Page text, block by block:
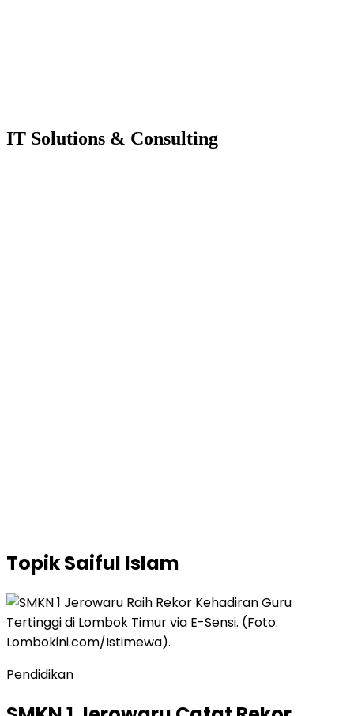
IT Solutions & Consulting
TopikSaiful Islam
Pendidikan